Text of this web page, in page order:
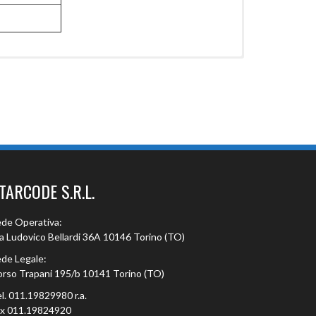
S.R.L.
Operativa:
Ludovico Bellardi 36A 10146 Torino (TO)
Legale:
Trapani 195/b 10141 Torino (TO)
011.19829980 r.a.
011.19824920